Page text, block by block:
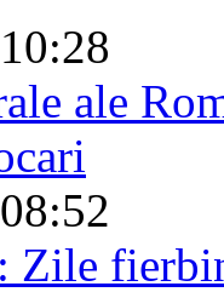
ale
Zile